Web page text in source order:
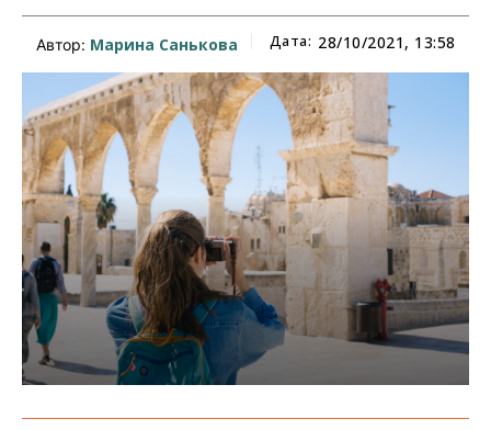
Автор: Марина Санькова Дата: 28/10/2021, 13:58